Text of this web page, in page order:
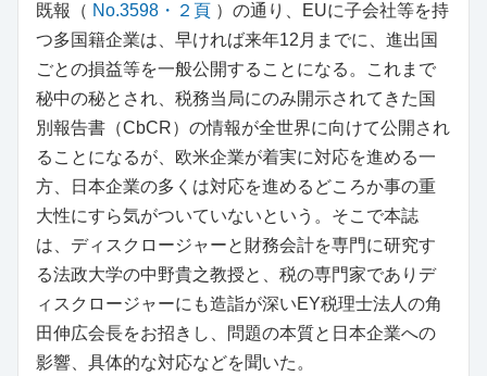
既報（ No.3598・２頁 ）の通り、EUに子会社等を持
つ多国籍企業は、早ければ来年12月までに、進出国
ごとの損益等を一般公開することになる。これまで
秘中の秘とされ、税務当局にのみ開示されてきた国
別報告書（CbCR）の情報が全世界に向けて公開され
ることになるが、欧米企業が着実に対応を進める一
方、日本企業の多くは対応を進めるどころか事の重
大性にすら気がついていないという。そこで本誌
は、ディスクロージャーと財務会計を専門に研究す
る法政大学の中野貴之教授と、税の専門家でありデ
ィスクロージャーにも造詣が深いEY税理士法人の角
田伸広会長をお招きし、問題の本質と日本企業への
影響、具体的な対応などを聞いた。